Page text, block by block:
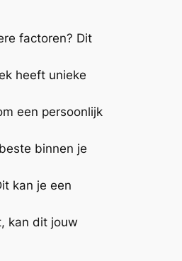
factoren? Dit
heeft unieke
een persoonlijk
binnen je
kan je een
kan dit jouw